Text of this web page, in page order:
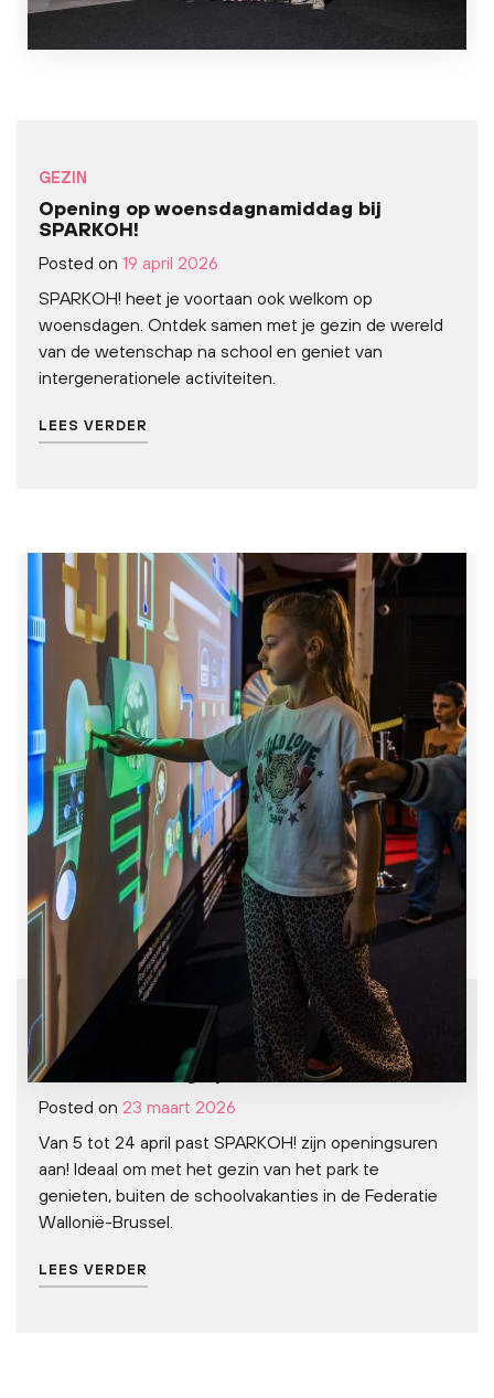
Opening op woensdagnamiddag bij
SPARKOH!
GEZIN
Posted on 19 april 2026
SPARKOH! heet je voortaan ook welkom op
woensdagen. Ontdek samen met je gezin de wereld
van de wetenschap na school en geniet van
intergenerationele activiteiten.
LEES VERDER
Paasvakantie: SPARKOH! breidt zijn
openingsuren uit voor het
Nederlandstalige publiek
Posted on 23 maart 2026
Van 5 tot 24 april past SPARKOH! zijn openingsuren
aan! Ideaal om met het gezin van het park te
genieten, buiten de schoolvakanties in de Federatie
Wallonië-Brussel.
LEES VERDER